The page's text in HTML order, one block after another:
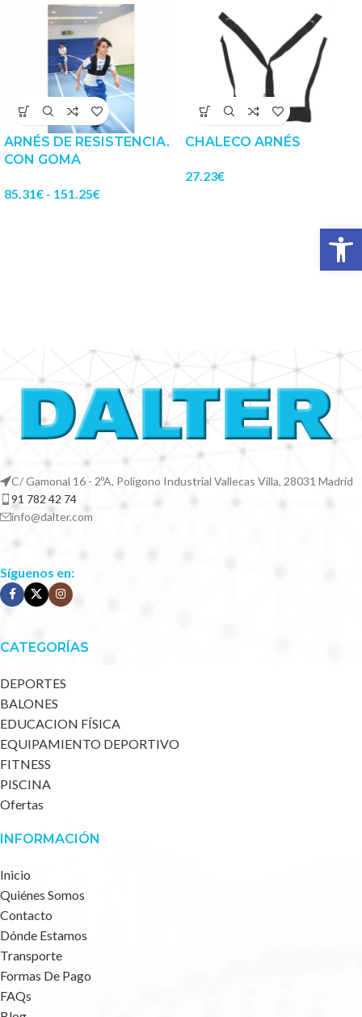
ARNÉS DE RESISTENCIA.
CON GOMA
85.31€ - 151.25€
CHALECO ARNÉS
27.23€
C/ Gamonal 16 - 2ºA, Polígono Industrial Vallecas Villa, 28031 Madrid
91 782 42 74
info@dalter.com
Síguenos en:
CATEGORÍAS
DEPORTES
BALONES
EDUCACION FÍSICA
EQUIPAMIENTO DEPORTIVO
FITNESS
PISCINA
Ofertas
INFORMACIÓN
Inicio
Quiénes Somos
Contacto
Dónde Estamos
Transporte
Formas De Pago
FAQs
Abrir